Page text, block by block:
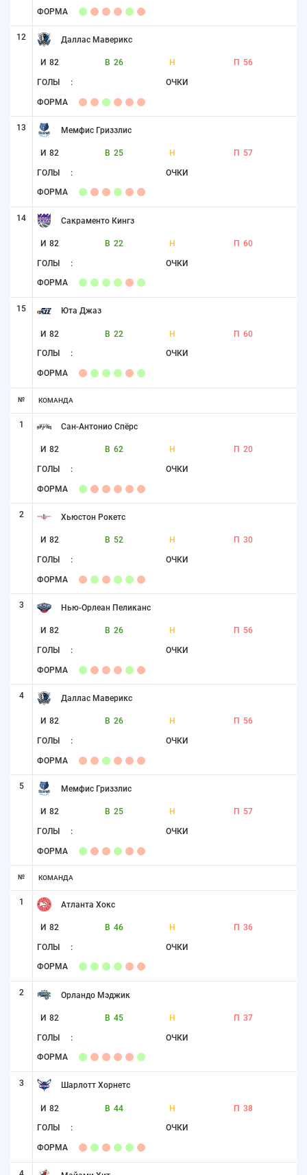
ФОРМА
12 Даллас Маверикс
И 82 В 26 Н П 56
ГОЛЫ : ОЧКИ
ФОРМА
13 Мемфис Гриззлис
И 82 В 25 Н П 57
ГОЛЫ : ОЧКИ
ФОРМА
14 Сакраменто Кингз
И 82 В 22 Н П 60
ГОЛЫ : ОЧКИ
ФОРМА
15 Юта Джаз
И 82 В 22 Н П 60
ГОЛЫ : ОЧКИ
ФОРМА
№ КОМАНДА
1 Сан-Антонио Спёрс
И 82 В 62 Н П 20
ГОЛЫ : ОЧКИ
ФОРМА
2 Хьюстон Рокетс
И 82 В 52 Н П 30
ГОЛЫ : ОЧКИ
ФОРМА
3 Нью-Орлеан Пеликанс
И 82 В 26 Н П 56
ГОЛЫ : ОЧКИ
ФОРМА
4 Даллас Маверикс
И 82 В 26 Н П 56
ГОЛЫ : ОЧКИ
ФОРМА
5 Мемфис Гриззлис
И 82 В 25 Н П 57
ГОЛЫ : ОЧКИ
ФОРМА
№ КОМАНДА
1 Атланта Хокс
И 82 В 46 Н П 36
ГОЛЫ : ОЧКИ
ФОРМА
2 Орландо Мэджик
И 82 В 45 Н П 37
ГОЛЫ : ОЧКИ
ФОРМА
3 Шарлотт Хорнетс
И 82 В 44 Н П 38
ГОЛЫ : ОЧКИ
ФОРМА